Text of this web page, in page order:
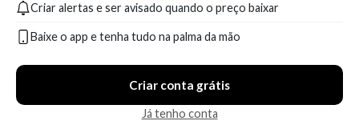
Criar alertas e ser avisado quando o preço baixar
Baixe o app e tenha tudo na palma da mão
Criar conta grátis
Já tenho conta